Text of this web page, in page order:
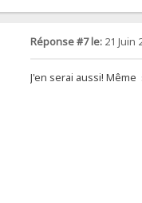
Réponse #7 le:21 Juin
J'en serai aussi!